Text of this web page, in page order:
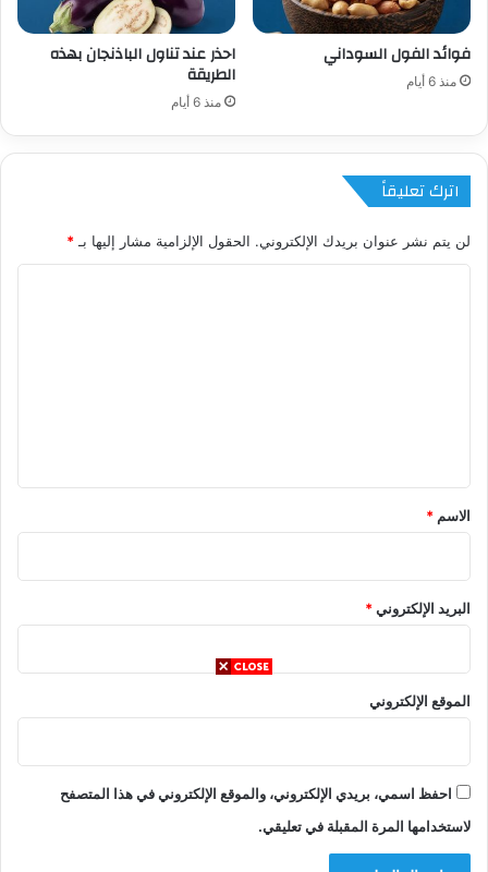
فوائد الفول السوداني
منذ 6 أيام
احذر عند تناول الباذنجان بهذه
الطريقة
منذ 6 أيام
اترك تعليقاً
لن يتم نشر عنوان بريدك الإلكتروني. الحقول الإلزامية مشار إليها بـ *
*
الاسم *
البريد الإلكتروني*
الموقع الإلكتروني
احفظ اسمي، بريدي الإلكتروني، والموقع الإلكتروني في هذا المتصفح
لاستخدامها المرة المقبلة في تعليقي.